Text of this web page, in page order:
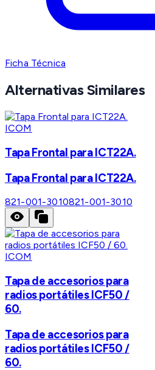
Ficha Técnica
Alternativas Similares
ICOM
Tapa Frontal para ICT22A.
Tapa Frontal para ICT22A.
821-001-3010821-001-3010
ICOM
Tapa de accesorios para
radios portátiles ICF50 /
60.
Tapa de accesorios para
radios portátiles ICF50 /
60.